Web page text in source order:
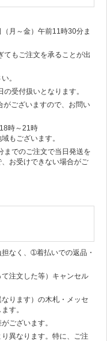
月～金）午前11時30分ま
もご注文を承ることが出
。
受付扱いとなります。
ございますので、お問い
時～21時
もございます。
でのご注文で当日発送を
お受けできない場合がご
なく、➀着払いでの返品・
注文した等）キャンセル
ります）の木札・メッセ
す。
ございます。
異なります。特に、ご注